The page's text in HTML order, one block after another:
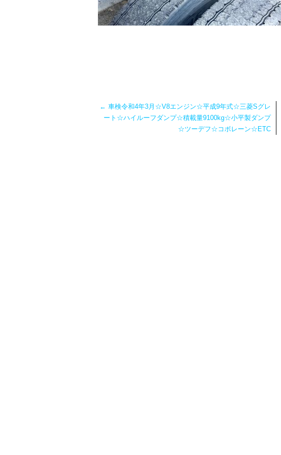
← 車検令和4年3月☆V8エンジン☆平成9年式☆三菱Sグレ
ート☆ハイルーフダンプ☆積載量9100kg☆小平製ダンプ
☆ツーデフ☆コボレーン☆ETC